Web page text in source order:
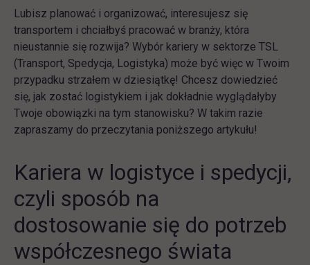
Lubisz planować i organizować, interesujesz się
transportem i chciałbyś pracować w branży, która
nieustannie się rozwija? Wybór kariery w sektorze TSL
(Transport, Spedycja, Logistyka) może być więc w Twoim
przypadku strzałem w dziesiątkę! Chcesz dowiedzieć
się, jak zostać logistykiem i jak dokładnie wyglądałyby
Twoje obowiązki na tym stanowisku? W takim razie
zapraszamy do przeczytania poniższego artykułu!
Kariera w logistyce i spedycji,
czyli sposób na
dostosowanie się do potrzeb
współczesnego świata